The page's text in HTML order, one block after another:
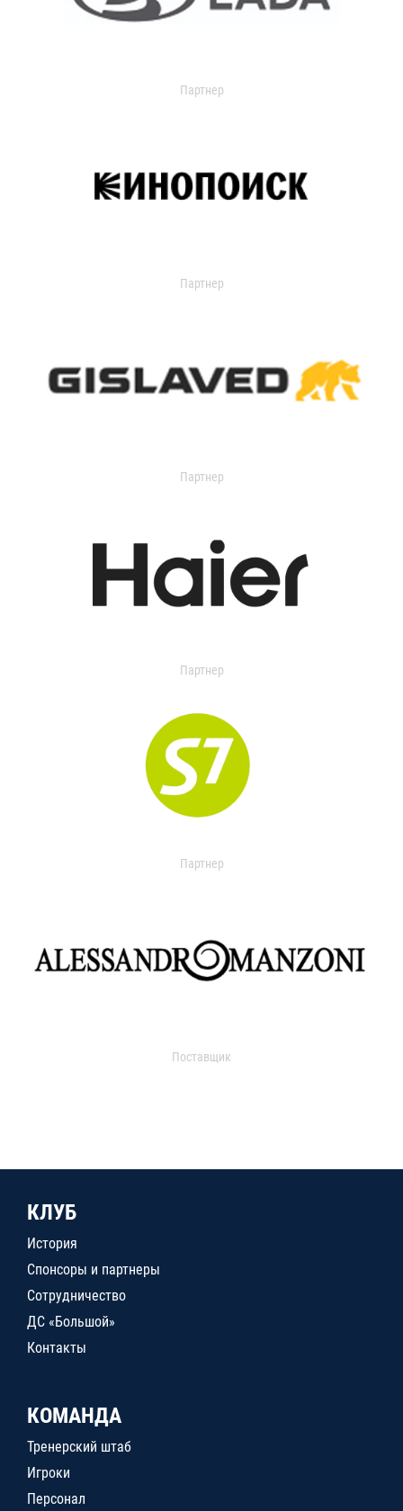
Партнер
Партнер
Партнер
Партнер
Партнер
Поставщик
КЛУБ
История
Спонсоры и партнеры
Сотрудничество
ДС «Большой»
Контакты
КОМАНДА
Тренерский штаб
Игроки
Персонал